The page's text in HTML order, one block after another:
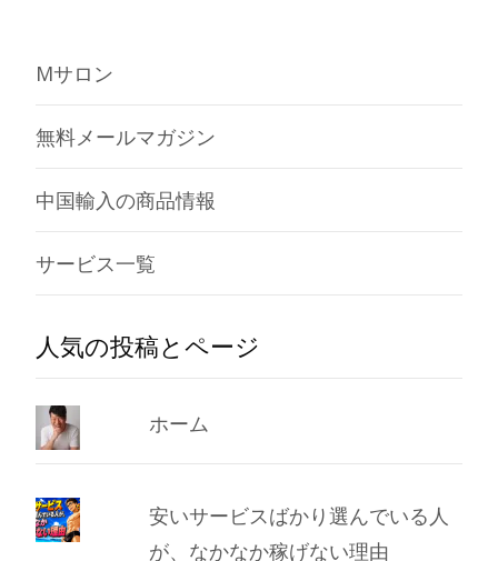
Mサロン
無料メールマガジン
中国輸入の商品情報
サービス一覧
人気の投稿とページ
ホーム
安いサービスばかり選んでいる人
が、なかなか稼げない理由